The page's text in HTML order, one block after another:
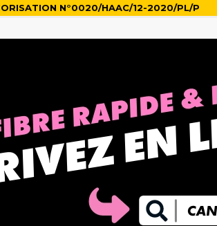
N°0020/HAAC/12-2020/PL/P